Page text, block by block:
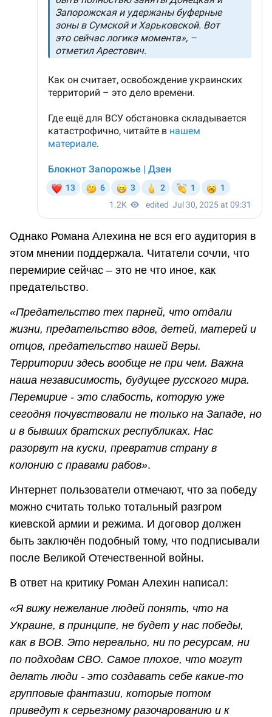
Однако Романа Алехина не вся его аудитория в
этом мнении поддержала. Читатели сочли, что
перемирие сейчас – это не что иное, как
предательство.
«Предательство тех парней, что отдали
жизни, предательство вдов, детей, матерей и
отцов, предательство нашей Веры.
Территории здесь вообще не при чем. Важна
наша независимость, будущее русского мира.
Перемирие - это слабость, которую уже
сегодня почувствовали не только на Западе, но
и в бывших братских республиках. Нас
разорвут на куски, превратив страну в
колонию с правами рабов».
Интернет пользователи отмечают, что за победу
можно считать только тотальный разгром
киевской армии и режима. И договор должен
быть заключён подобный тому, что подписывали
после Великой Отечественной войны.
В ответ на критику Роман Алехин написал:
«Я вижу нежелание людей понять, что на
Украине, в принципе, не будет у нас победы,
как в ВОВ. Это нереально, ни по ресурсам, ни
по подходам СВО. Самое плохое, что могут
делать люди - это создавать себе какие-то
групповые фантазии, которые потом
приведут к серьезному разочарованию и к